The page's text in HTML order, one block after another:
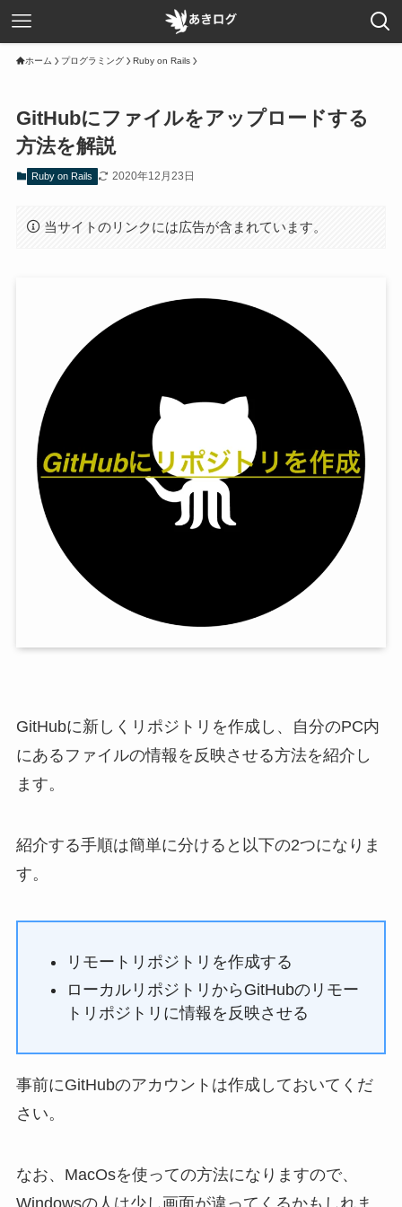
ホーム プログラミング Ruby on Rails
GitHubにファイルをアップロードする
方法を解説
Ruby on Rails 2020年12月23日
当サイトのリンクには広告が含まれています。
GitHubに新しくリポジトリを作成し、自分のPC内
にあるファイルの情報を反映させる方法を紹介し
ます。
紹介する手順は簡単に分けると以下の2つになりま
す。
リモートリポジトリを作成する
ローカルリポジトリからGitHubのリモー
トリポジトリに情報を反映させる
事前にGitHubのアカウントは作成しておいてくだ
さい。
なお、MacOsを使っての方法になりますので、
Windowsの人は少し画面が違ってくるかもしれま